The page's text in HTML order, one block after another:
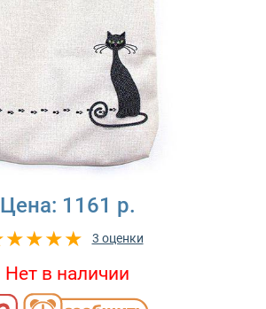
Цена: 1161 р.
3 оценки
Нет в наличии